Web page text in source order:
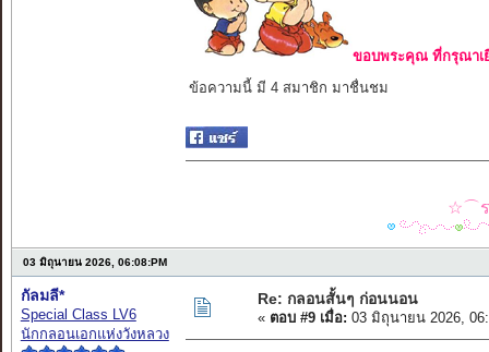
ขอบพระคุณ ที่กรุณาเ
ข้อความนี้ มี 4 สมาชิก มาชื่นชม
☆⌒ร
03 มิถุนายน 2026, 06:08:PM
กัลมลี*
Special Class LV6
นักกลอนเอกแห่งวังหลวง
Re: กลอนสั้นๆ ก่อนนอน
« ตอบ #9 เมื่อ: 03 มิถุนายน 2026,